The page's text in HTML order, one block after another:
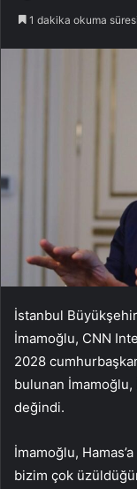
1 dakika okuma süresi
İstanbul
İmamoğlu, CNN
2028
bulunan İmamoğlu,
değindi.
İmamoğlu,
bizim çok